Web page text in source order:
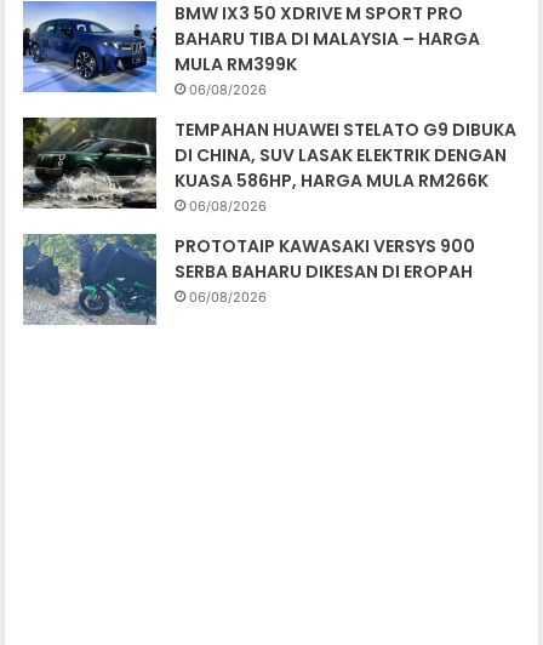
BMW IX3 50 XDRIVE M SPORT PRO
BAHARU TIBA DI MALAYSIA – HARGA
MULA RM399K
06/08/2026
TEMPAHAN HUAWEI STELATO G9 DIBUKA
DI CHINA, SUV LASAK ELEKTRIK DENGAN
KUASA 586HP, HARGA MULA RM266K
06/08/2026
PROTOTAIP KAWASAKI VERSYS 900
SERBA BAHARU DIKESAN DI EROPAH
06/08/2026